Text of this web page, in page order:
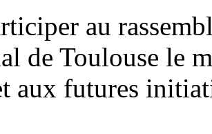
au
de Toulouse le
aux futures